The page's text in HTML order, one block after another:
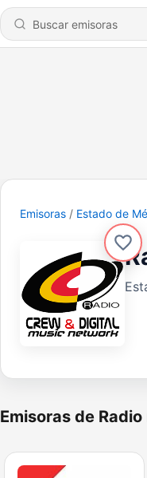
Emisoras Estado de
Emisoras de